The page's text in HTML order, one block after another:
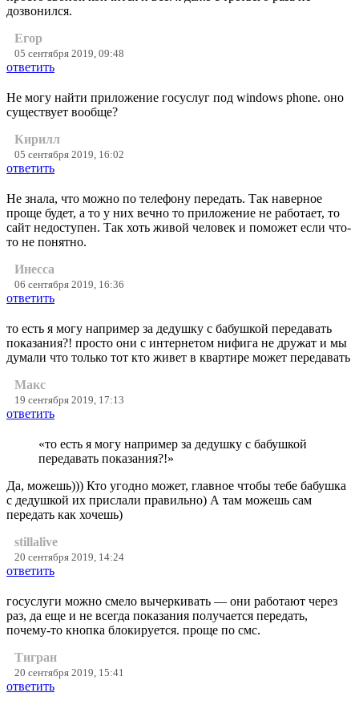
дозвонился.
Егор
05 сентября 2019, 09:48
ответить
Не могу найти приложение госуслуг под windows phone. оно
существует вообще?
Кирилл
05 сентября 2019, 16:02
ответить
Не знала, что можно по телефону передать. Так наверное
проще будет, а то у них вечно то приложение не работает, то
сайт недоступен. Так хоть живой человек и поможет если что-
то не понятно.
Инесса
06 сентября 2019, 16:36
ответить
то есть я могу например за дедушку с бабушкой передавать
показания?! просто они с интернетом нифига не дружат и мы
думали что только тот кто живет в квартире может передавать
Макс
19 сентября 2019, 17:13
ответить
«то есть я могу например за дедушку с бабушкой
передавать показания?!»
Да, можешь))) Кто угодно может, главное чтобы тебе бабушка
с дедушкой их прислали правильно) А там можешь сам
передать как хочешь)
stillalive
20 сентября 2019, 14:24
ответить
госуслуги можно смело вычеркивать — они работают через
раз, да еще и не всегда показания получается передать,
почему-то кнопка блокируется. проще по смс.
Тигран
20 сентября 2019, 15:41
ответить